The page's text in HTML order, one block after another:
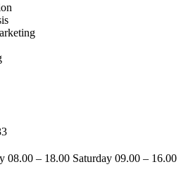
08.00 – 18.00 Saturday 09.00 – 16.00